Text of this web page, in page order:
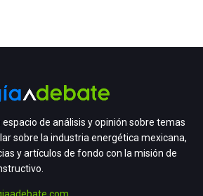
espacio de análisis y opinión sobre temas
sobre la industria energética mexicana,
y artículos de fondo con la misión de